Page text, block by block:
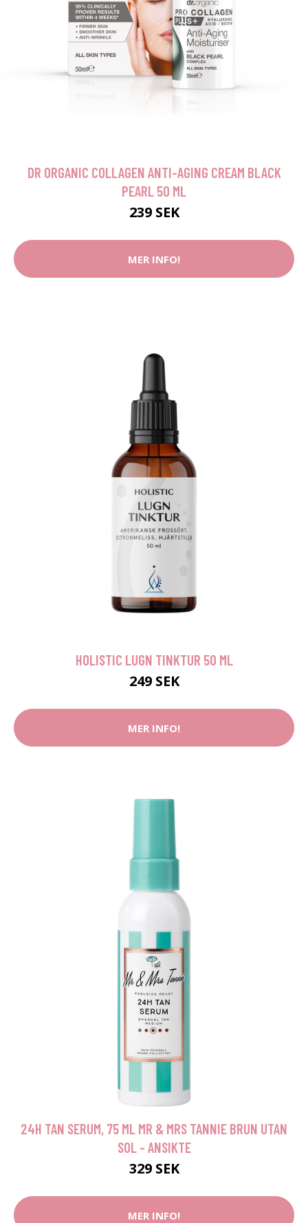
DR ORGANIC COLLAGEN ANTI-AGING CREAM BLACK
PEARL 50 ML
239 SEK
MER INFO!
HOLISTIC LUGN TINKTUR 50 ML
249 SEK
MER INFO!
24H TAN SERUM, 75 ML MR & MRS TANNIE BRUN UTAN
SOL - ANSIKTE
329 SEK
MER INFO!